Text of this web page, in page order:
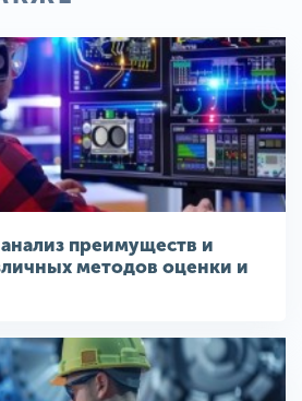
преимуществ и
методов оценки и